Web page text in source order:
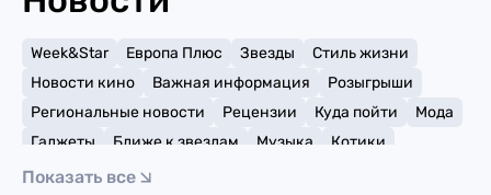
Week&Star Европа Плюс Звезды
Стиль жизни
Новости кино
Важная информация
Розыгрыши
Региональные новости
Рецензии Куда пойти
Мода
Гаджеты
Ближе к звездам Музыка
Котики
Мемы и тренды
Показать все